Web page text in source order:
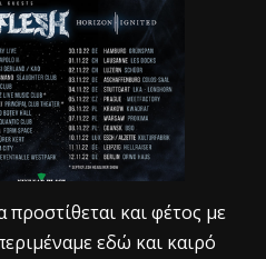
και φέτος με
εδώ και καιρό